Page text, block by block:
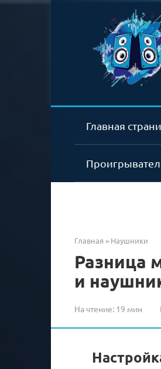
Главная
Главная » Наушники
Разница
и
На чтение: 19 мин